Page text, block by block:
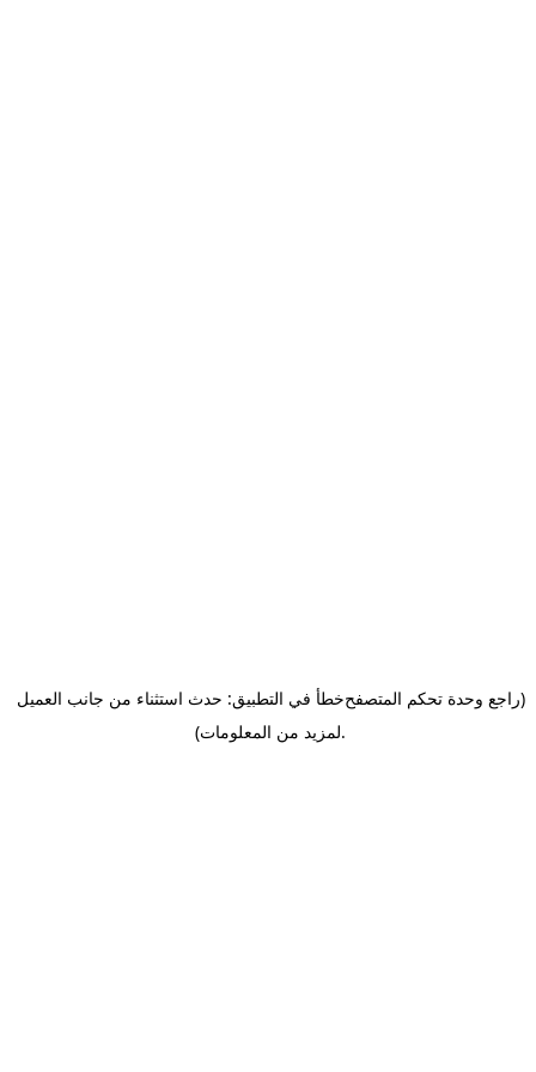
خطأ في التطبيق: حدث استثناء من جانب العميل(راجع وحدة تحكم المتصفح
لمزيد من المعلومات).